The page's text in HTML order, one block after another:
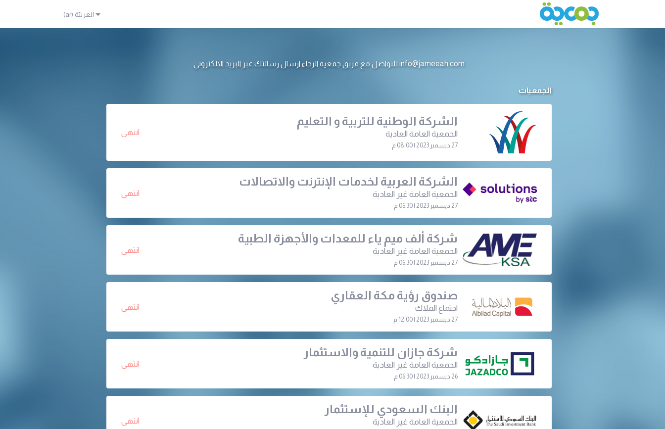
info@jameeah.com للتواصل مع فريق جمعية الرجاء ارسال رسالتك عبر البريد الالكتروني
الجمعيات
الشركة الوطنية للتربية و التعليم
الجمعية العامة العادية
27 ديسمبر 2023 | 08:00 م
انتهى
الشركة العربية لخدمات الإنترنت والاتصالات
الجمعية العامة غير العادية
27 ديسمبر 2023 | 06:30 م
انتهى
شركة ألف ميم ياء للمعدات والأجهزة الطبية
الجمعية العامة غير العادية
27 ديسمبر 2023 | 06:30 م
انتهى
صندوق رؤية مكة العقاري
اجتماع الملاك
27 ديسمبر 2023 | 12:00 م
انتهى
شركة جازان للتنمية والاستثمار
الجمعية العامة غير العادية
26 ديسمبر 2023 | 06:30 م
انتهى
البنك السعودي للإستثمار
الجمعية العامة غير العادية انتهى